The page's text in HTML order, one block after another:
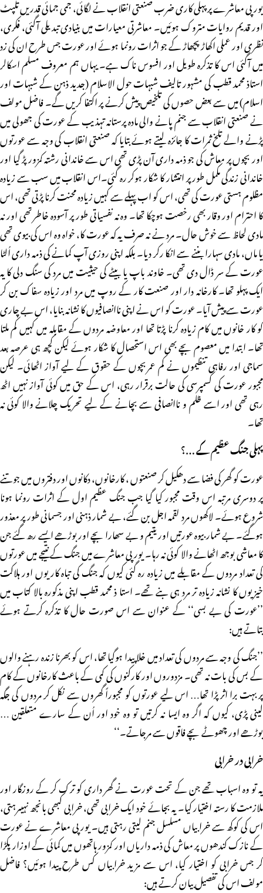
یورپی معاشرے پر پہلی کاری ضرب صنعتی انقلاب نے لگائی، جمی جمائی قدریں تلپٹ
اور قدیم روایات متروک ہوئیں۔ معاشرتی معیارات میں بنیادی تبدیلی آگئی، فکری،
نظری اور عملی اکھاڑ پچھاڑ کے جو اثرات رونما ہوئے اور عورت جس طرح ان کی زد
میں آگئی اس کا تذکرہ طویل اور افسوس ناک ہے۔ یہاں ہم معروف مسلم اسکالر
استاذ محمد قطب کی مشہور تالیف شبہات حول الاسلام (جدید ذہن کے شبہات اور
اسلام) میں سے بعض حصوں کی تلخیص پیش کرنے پر اکتفا کریں گے۔ فاضل مولف
نے صنعتی انقلاب سے جنم پانے والی مادہ پرستانہ تہذیب کے عورت کی جھولی میں
پڑنے والے تلخ ثمرات کا جائزہ لیتے ہوئے بتایا کہ صنعتی انقلاب کی وجہ سے عورتوں
اور بچوں پر معاش کی جو ذمہ داری آن پڑی تھی اس سے خاندانی رشتہ کمزور پڑ گیا اور
خاندانی زندگی مکمل طور پر انتشار کا شکار ہوکر رہ گئی۔اس انقلاب میں سب سے زیادہ
مظلوم ہستی عورت کی تھی، اس کو اب پہلے سے کہیں زیادہ محنت کرنا پڑتی تھی، اس
کا احترام اور وقار بھی رخصت ہوچکا تھا۔ وہ نہ نفسیاتی طور پر آسودہ خاطر تھی اور نہ
مادی لحاظ سے خوش حال۔ مرد نے نہ صرف یہ کہ عورت کا، خواہ وہ اس کی بیوی تھی
یا ماں، مادی سہارا بننے سے انکا رکر دیا۔ بلکہ اپنی روزی آپ کمانے کی ذمہ داری اُلٹا
عورت کے سر ڈال دی تھی۔ خاوند باپ یا بیٹے کی حیثیت میں مرد کی سنگ دلی کا یہ
ایک پہلو تھا۔ کارخانہ دار اور صنعت کار کے روپ میں مرد اور زیادہ سفاک بن کر
عورت سے پیش آیا۔ عورت کو اس نے اپنی ناانصافیوں کا نشانہ بنایا، اس بے چاری
کو کار خانوں میں کام زیادہ کرنا پڑتا تھا اور معاوضہ مردوں کے مقابلہ میں کہیں کم ملتا
تھا۔ ابتدا میں معصوم بچے بھی اس استحصال کا شکار ہوئے لیکن کچھ ہی عرصہ بعد
سماجی اور رفاہی تنظیموں نے کم عمربچوں کے حقوق کے لیے آواز اٹھائی۔ لیکن
مجبور عورت کی کسمپرسی کی حالت برقرار رہی، اس کے حق میں کوئی آواز نہیں اٹھ
رہی تھی اور اسے ظلم و ناانصافی سے بچانے کے لیے تحریک چلانے والا کوئی نہ
تھا۔
پہلی جنگ عظیم کے …؟
عورت کو گھر کی فضا سے دھکیل کر صنعتوں ، کارخانوں، دکانوں اور دفتروں میں جوتنے
پر دوسری مرتبہ اس وقت مجبور کیا گیا جب جنگ عظیم اول کے اثرات رونما ہونا
شروع ہوئے۔ لاکھوں مرد لقمہ اجل بن گئے، بے شمار ذہنی اور جسمانی طور پر معذور
ہوگئے۔ بے شمار بیوہ عورتیں اور یتیم و بے سھارا بچے اور بوڑھے ایسے رھ گئے جن
کا معاشی بوجھ اٹھانے والا کوئی نہ رہا۔ یورپی معاشرے میں جنگ کے نتیجے میں عورتوں
کی تعداد مردوں کے مقابلے میں زیادہ رہ گئی کیوں کہ جنگ کی تباہ کاریوں اور ہلاکت
خیزیوں کا نشانہ زیادہ تر مرد ہی بنے تھے۔ استا ذ محمد قطب اپنی مذکورہ بالا کتاب میں
’’عورت کی بے بسی‘‘ کے عنوان سے اس صورت حال کا تذکرہ کرتے ہوئے
بتاتے ہیں:
’’جنگ کی وجہ سے مردوں کی تعداد میں خلا پیدا ہوگیا تھا، اس کو بھرنا زندہ رہنے والوں
کے بس کی بات نہ تھی۔ مزدوروں اور کارکنوں کی کمی کے باعث کارخانوں کے کام
پر بہت برا اثر پڑا تھا… اس لیے عورتوں کو مجبوراً گھروں سے نکل کر مردوں کی جگہ
لینی پڑی، کیوں کہ اگر وہ ایسا نہ کرتیں تو وہ خود اور اُن کے سارے متعلقین …
بوڑھے اور چھوٹے بچے فاقوں سے مرجاتے۔‘‘
خرابی در خرابی
یہ تو وہ اسباب تھے جن کے تحت عورت نے گھر داری کو ترک کر کے روزگار اور
ملازمت کا رستہ اختیار کیا۔ یہ بجائے خود ایک خرابی تھی، خرابی کبھی بانجھ نہیںرہتی،
اس کی کوکھ سے خرابیاں مسلسل جنم لیتی رہتی ہیں۔ یورپی معاشرے نے عورت
کے نازک کندھوں پر معاش کی ذمہ داریاں اور کمزور ہاتھوں میں کمائی کے اوزار پکڑا
کر جس خرابی کو اختیار کیا، اس سے مزید خرابیاں کس طرح پیدا ہوئیں؟ فاضل
مولف اس کی تفصیل بیان کرتے ہیں: